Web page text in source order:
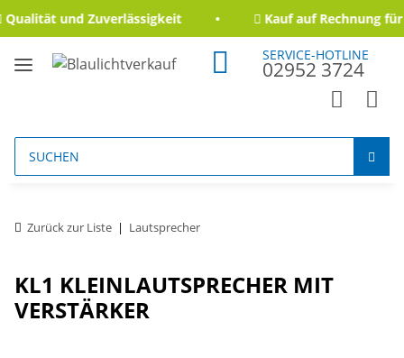
und Zuverlässigkeit Kauf auf Rechnung für
SERVICE-HOTLINE
02952 3724
Zurück zur Liste Lautsprecher
KL1 KLEINLAUTSPRECHER MIT
VERSTÄRKER